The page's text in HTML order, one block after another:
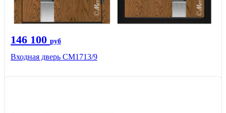
146 100 руб
Входная дверь CМ1713/9